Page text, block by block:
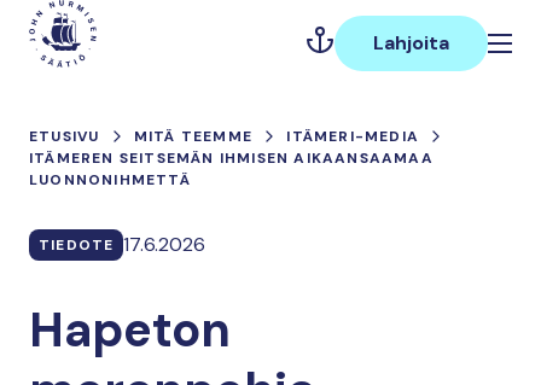
Hyppää
sisältöön
Päävalikko
Lahjoita
ETUSIVU MITÄ TEEMME
ITÄMERI-MEDIA
ITÄMEREN SEITSEMÄN IHMISEN AIKAANSAAMAA
LUONNONIHMETTÄ
TIEDOTE 17.6.2026
Hapeton